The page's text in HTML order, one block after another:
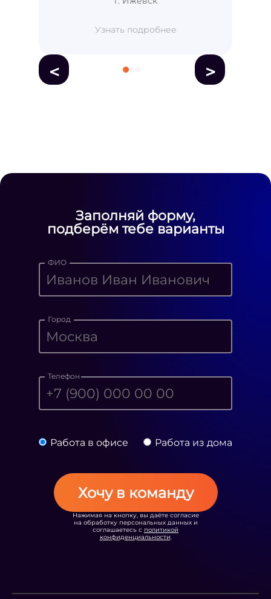
Узнать подробнее
< >
Заполняй форму,
подберём тебе варианты
ФИО
Город
Телефон
Работа в офисе Работа из дома
Хочу в команду
Нажимая на кнопку, вы даёте согласие
на обработку персональных данных и
соглашаетесь с политикой
конфиденциальности.